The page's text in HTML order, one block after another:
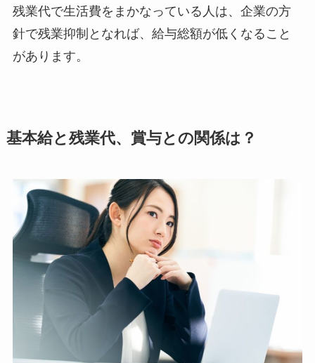
残業代で生活費をまかなっている人は、企業の方
針で残業抑制となれば、給与総額が低くなること
があります。
基本給と残業代、賞与との関係は？